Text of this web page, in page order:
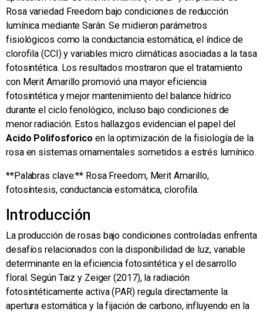
Rosa variedad Freedom bajo condiciones de reducción
lumínica mediante Sarán. Se midieron parámetros
fisiológicos como la conductancia estomática, el índice de
clorofila (CCI) y variables micro climáticas asociadas a la tasa
fotosintética. Los resultados mostraron que el tratamiento
con Merit Amarillo promovió una mayor eficiencia
fotosintética y mejor mantenimiento del balance hídrico
durante el ciclo fenológico, incluso bajo condiciones de
menor radiación. Estos hallazgos evidencian el papel del
Acido Polifosforico en la optimización de la fisiología de la
rosa en sistemas ornamentales sometidos a estrés lumínico.
**Palabras clave:** Rosa Freedom, Merit Amarillo,
fotosíntesis, conductancia estomática, clorofila.
Introducción
La producción de rosas bajo condiciones controladas enfrenta
desafíos relacionados con la disponibilidad de luz, variable
determinante en la eficiencia fotosintética y el desarrollo
floral. Según Taiz y Zeiger (2017), la radiación
fotosintéticamente activa (PAR) regula directamente la
apertura estomática y la fijación de carbono, influyendo en la